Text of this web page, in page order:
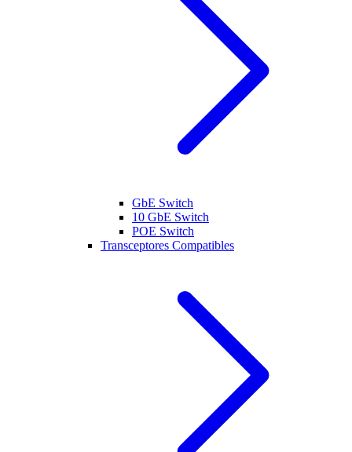
GbE Switch
10 GbE Switch
POE Switch
Transceptores Compatibles